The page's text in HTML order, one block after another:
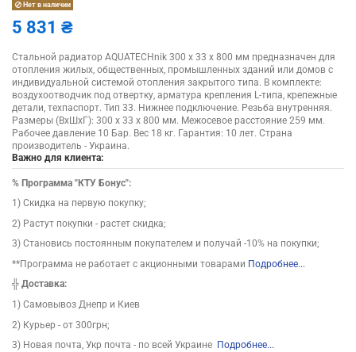
Нет в наличии
5 831 ₴
Стальной радиатор AQUATECHnik 300 x 33 x 800 мм предназначен для
отопления жилых, общественных, промышленных зданий или домов с
индивидуальной системой отопления закрытого типа. В комплекте:
воздухоотводчик под отвертку, арматура крепления L-типа, крепежные
детали, техпаспорт. Тип 33. Нижнее подключение. Резьба внутренняя.
Размеры (ВхШхГ): 300 x 33 x 800 мм. Межосевое расстояние 259 мм.
Рабочее давление 10 Бар. Вес 18 кг. Гарантия: 10 лет. Страна
производитель - Украина.
Важно для клиента:
% Программа "КТУ Бонус":
1) Скидка на первую покупку;
2) Растут покупки - растет скидка;
3) Становись постоянным покупателем и получай -10% на покупки;
**Программа не работает с акционными товарами Подробнее...
╬ Доставка:
1) Самовывоз Днепр и Киев
2) Курьер - от 300грн;
3) Новая почта, Укр почта - по всей Украине Подробнее...